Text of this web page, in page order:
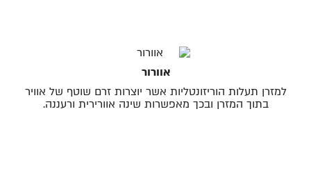
אוורור
למזרן תעלות הוריזונטליות אשר יוצרות זרם שוטף של אוויר
בתוך המזרן ובכך מאפשרות שינה אוורירית ורעננה.